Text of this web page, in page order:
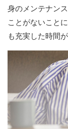
身のメンテナン
ことがないこと
も充実した時間